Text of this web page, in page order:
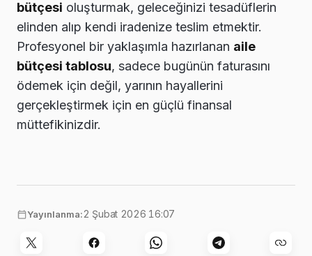
bütçesi oluşturmak, geleceğinizi tesadüflerin
elinden alıp kendi iradenize teslim etmektir.
Profesyonel bir yaklaşımla hazırlanan aile
bütçesi tablosu, sadece bugünün faturasını
ödemek için değil, yarının hayallerini
gerçekleştirmek için en güçlü finansal
müttefikinizdir.
Yayınlanma:2 Şubat 2026 16:07